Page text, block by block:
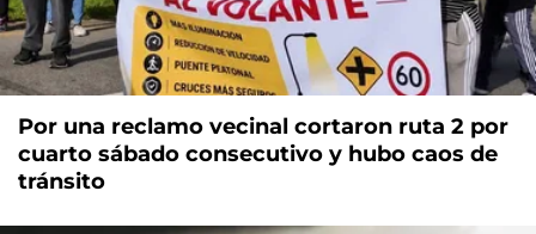
Por una reclamo vecinal cortaron ruta 2 por
cuarto sábado consecutivo y hubo caos de
tránsito